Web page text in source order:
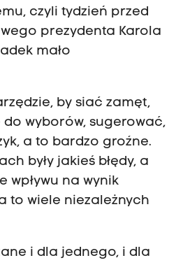
czyli tydzień przed
prezydenta Karola
mało
by siać zamęt,
wyborów, sugerować,
a to bardzo groźne.
były jakieś błędy, a
wpływu na wynik
to wiele niezależnych
i dla jednego, i dla